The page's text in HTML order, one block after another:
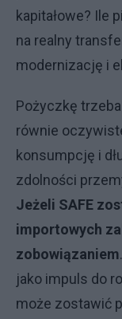
kapitałowe? Ile
na realny
modernizację i
Pożyczkę
równie
konsumpcję i
zdolności
Jeżeli SAFE
importowych
zobowiązaniem
jako impuls do
może zostawić